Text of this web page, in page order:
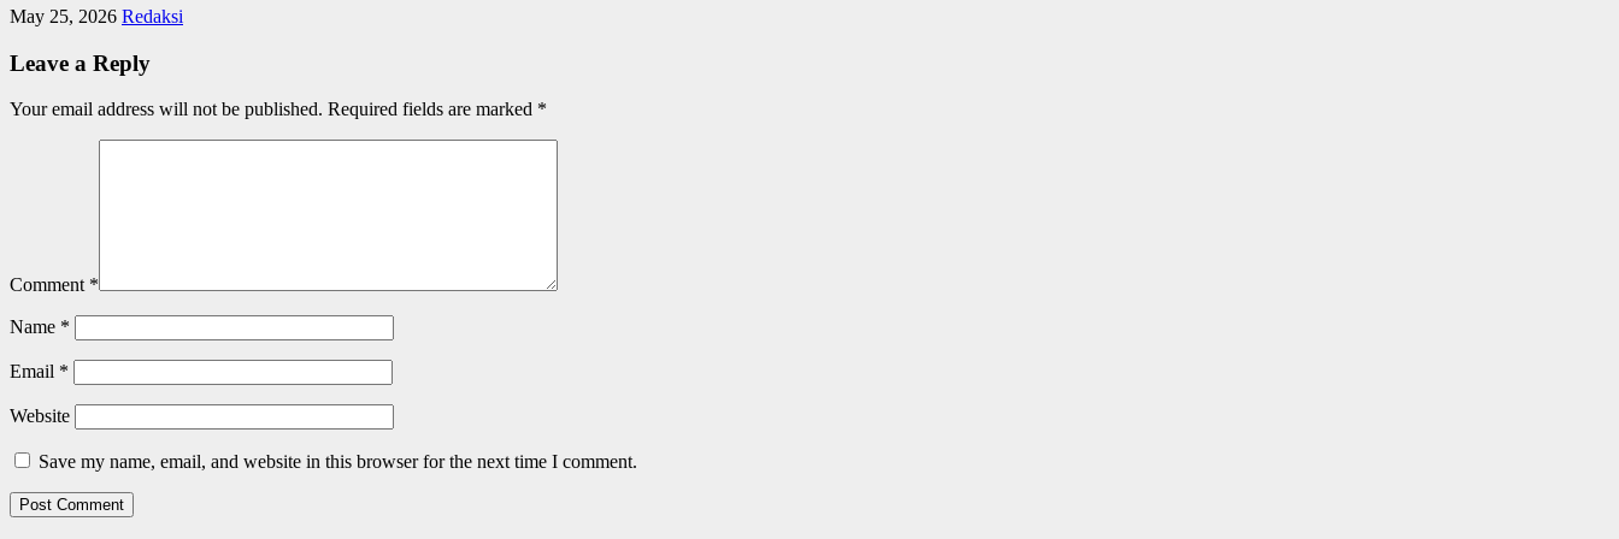
May 25, 2026 Redaksi
Leave a Reply
Your email address will not be published. Required fields are marked *
Comment *
Name *
Email *
Website
Save my name, email, and website in this browser for the next time I comment.